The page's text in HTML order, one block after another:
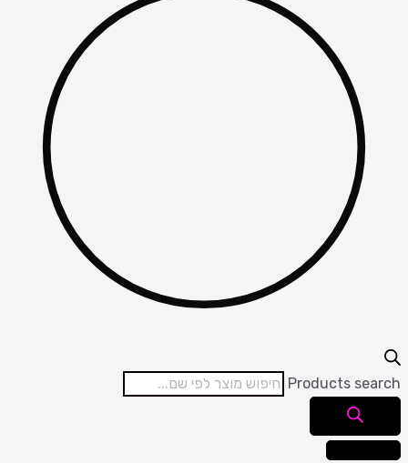
Products search